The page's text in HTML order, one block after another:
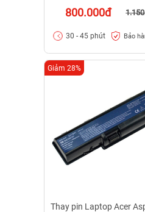
800.000đ
30 - 45 phút Bảo
Thay pin Laptop Acer
Giảm 28%